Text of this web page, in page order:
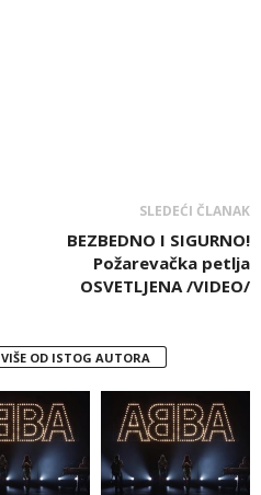
SLEDEĆI ČLANAK
BEZBEDNO I SIGURNO!
Požarevačka petlja
OSVETLJENA /VIDEO/
VIŠE OD ISTOG AUTORA